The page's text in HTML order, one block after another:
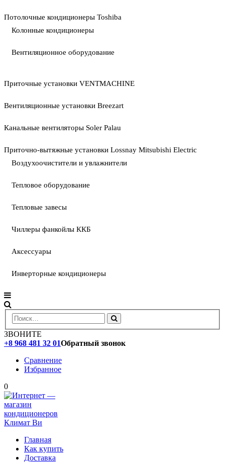
Потолочные кондиционеры Toshiba
Колонные кондиционеры
Вентиляционное оборудование
Приточные установки VENTMACHINE
Вентиляционные установки Breezart
Канальные вентиляторы Soler Palau
Приточно-вытяжные установки Lossnay Mitsubishi Electric
Воздухоочистители и увлажнители
Тепловое оборудование
Тепловые завесы
Чиллеры фанкойлы ККБ
Аксессуары
Инверторные кондиционеры
ЗВОНИТЕ
+8 968 481 32 01Обратный звонок
Сравнение
Избранное
0
Главная
Как купить
Доставка